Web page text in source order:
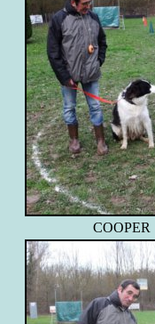
COOPER